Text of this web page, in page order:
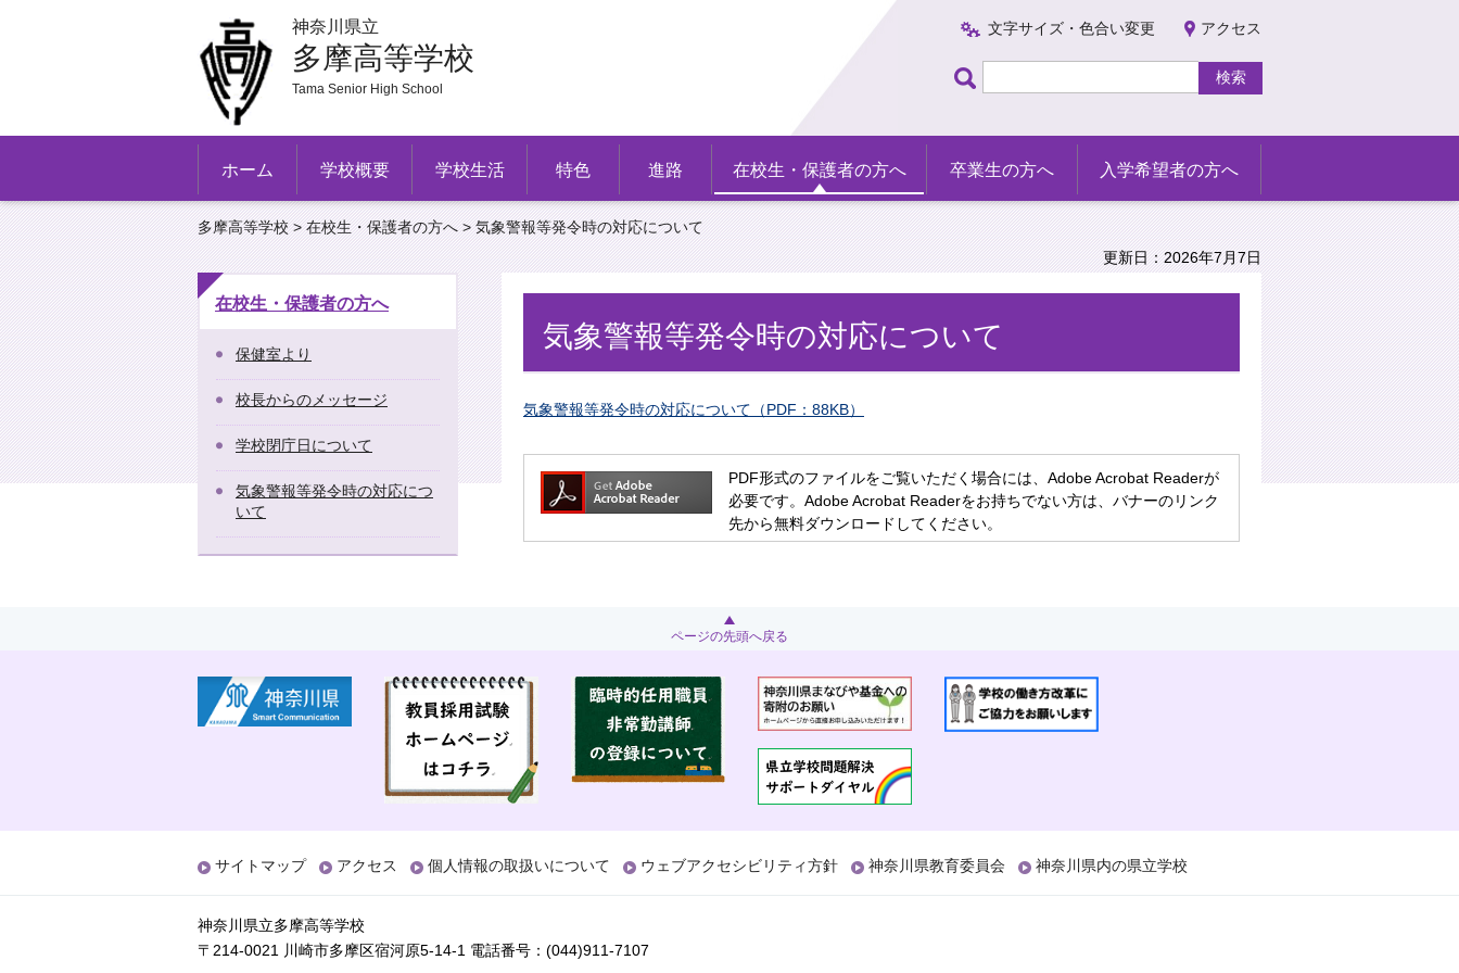
神奈川県立
多摩高等学校
Tama Senior High School
文字サイズ・色合い変更 アクセス
ホーム 学校概要 学校生活 特色 進路 在校生・保護者の方へ 卒業生の方へ 入学希望者の方へ
多摩高等学校>在校生・保護者の方へ> 気象警報等発令時の対応について
更新日：2026年7月7日
在校生・保護者の方へ
保健室より
校長からのメッセージ
学校閉庁日について
気象警報等発令時の対応につ
いて
気象警報等発令時の対応について
気象警報等発令時の対応について（PDF：88KB）
PDF形式のファイルをご覧いただく場合には、Adobe Acrobat Readerが
必要です。Adobe Acrobat Readerをお持ちでない方は、バナーのリンク
先から無料ダウンロードしてください。
ページの先頭へ戻る
サイトマップ アクセス 個人情報の取扱いについて ウェブアクセシビリティ方針 神奈川県教育委員会 神奈川県内の県立学校
神奈川県立多摩高等学校
〒214-0021 川崎市多摩区宿河原5-14-1 電話番号：(044)911-7107